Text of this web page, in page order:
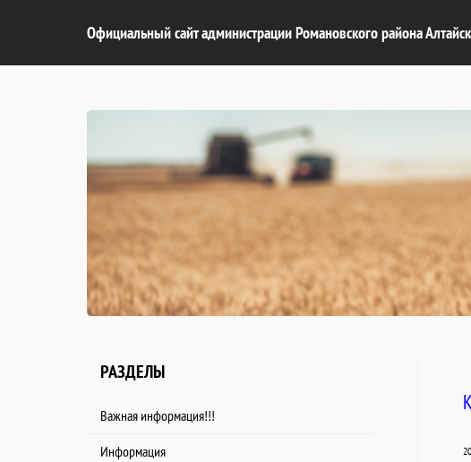
Официальный сайт администрации Романовского района
РАЗДЕЛЫ
Важная информация!!!
Информация